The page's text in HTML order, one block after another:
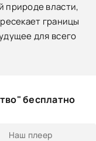
природе власти,
границы
для всего
бесплатно
Наш плеер